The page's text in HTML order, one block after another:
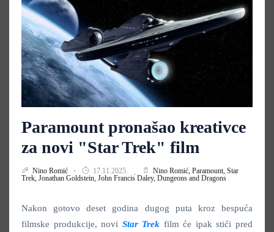
Paramount pronašao kreativce
za novi "Star Trek" film
Nino Romić 17.11.2025. Nino Romić, Paramount, Star
Trek, Jonathan Goldstein, John Francis Daley, Dungeons and Dragons
Nakon gotovo deset godina dugog puta kroz bespuća
filmske produkcije, novi Star Trek film će ipak stići pred